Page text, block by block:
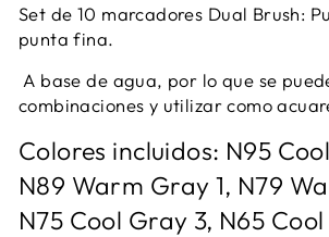
Set de 10 marcadores Dual Brush:
punta fina.
A base de agua, por lo que se
combinaciones y utilizar como
Colores incluidos: N95
N89 Warm Gray 1, N79
N75 Cool Gray 3, N65